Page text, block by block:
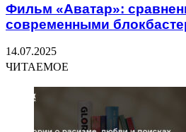
Фильм «Аватар»:
современными
14.07.2025
ЧИТАЕМОЕ